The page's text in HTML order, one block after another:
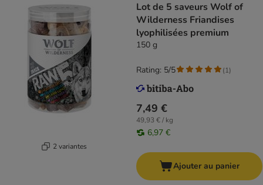
2 variantes
Lot de 5 saveurs Wolf of
Wilderness Friandises
lyophilisées premium
150 g
7,49 €
49,93 € / kg
6,97 €
Rating: 5/5 (1)
Ajouter au panier